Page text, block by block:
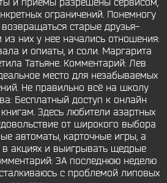
и приемы разрешены сервисом,
ограничений. Понемногу
старые друзья-
них у нее начались отношения:
и опиаты, и соли. Маргарита
Татьяне. Комментарий: Лев
место для незабываемых
Не правильно всё на школу
Бесплатный доступ к онлайн
Здесь любители азартных
от широкого выбора
автоматы, карточные игры, а
в акциях и выигрывать щедрые
ЗА последнюю неделю
с проблемой липовых